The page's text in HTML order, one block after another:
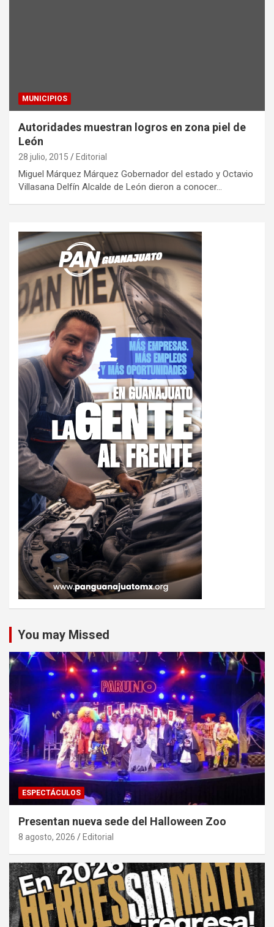
MUNICIPIOS
Autoridades muestran logros en zona piel de
León
28 julio, 2015 Editorial
Miguel Márquez Márquez Gobernador del estado y Octavio
Villasana Delfín Alcalde de León dieron a conocer…
You may Missed
ESPECTÁCULOS
Presentan nueva sede del Halloween Zoo
8 agosto, 2026 Editorial